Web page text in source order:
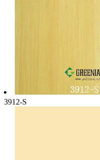
3912-S